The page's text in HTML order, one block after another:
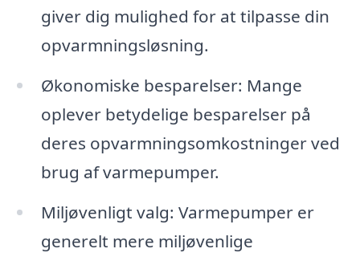
giver dig mulighed for at tilpasse din
opvarmningsløsning.
Økonomiske besparelser: Mange
oplever betydelige besparelser på
deres opvarmningsomkostninger ved
brug af varmepumper.
Miljøvenligt valg: Varmepumper er
generelt mere miljøvenlige